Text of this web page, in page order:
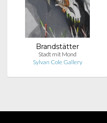
Brandstätter
Stadt mit Mond
Sylvan Cole Gallery